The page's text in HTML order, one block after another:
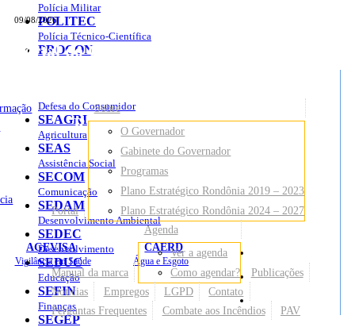
09/08/2026
Portal do Governo do
Rondônia
AGEVISA
Vigilância em Saúde
CAERD
Água e Esgoto
Sites
Portal
Sobre
O Governador
Gabinete do Governador
Programas
Plano Estratégico Rondônia 2019 – 2023
Plano Estratégico Rondônia 2024 – 2027
Manual da marca
Agenda
Ver a agenda
Como agendar?
Publicações
Notícias
Empregos LGPD
Contato
Perguntas Frequentes
Combate aos Incêndios PAV
Polícia Militar
POLITEC
Polícia Técnico-Científica
PROCON
Defesa do Consumidor
SEAGRI
Agricultura
SEAS
Assistência Social
SECOM
Comunicação
SEDAM
Desenvolvimento Ambiental
SEDEC
Desenvolvimento
SEDUC
Educação
SEFIN
Finanças
SEGEP